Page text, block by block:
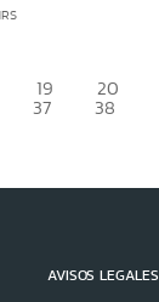
19 20
37 38
AVISOS LEGALES